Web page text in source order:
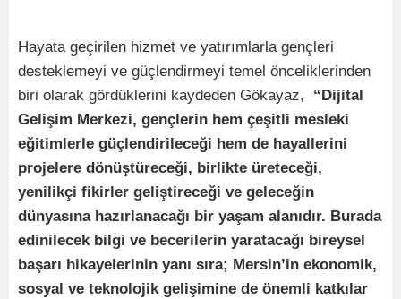
Hayata geçirilen hizmet ve yatırımlarla gençleri
desteklemeyi ve güçlendirmeyi temel önceliklerinden
biri olarak gördüklerini kaydeden Gökayaz, “Dijital
Gelişim Merkezi, gençlerin hem çeşitli mesleki
eğitimlerle güçlendirileceği hem de hayallerini
projelere dönüştüreceği, birlikte üreteceği,
yenilikçi fikirler geliştireceği ve geleceğin
dünyasına hazırlanacağı bir yaşam alanıdır. Burada
edinilecek bilgi ve becerilerin yaratacağı bireysel
başarı hikayelerinin yanı sıra; Mersin’in ekonomik,
sosyal ve teknolojik gelişimine de önemli katkılar